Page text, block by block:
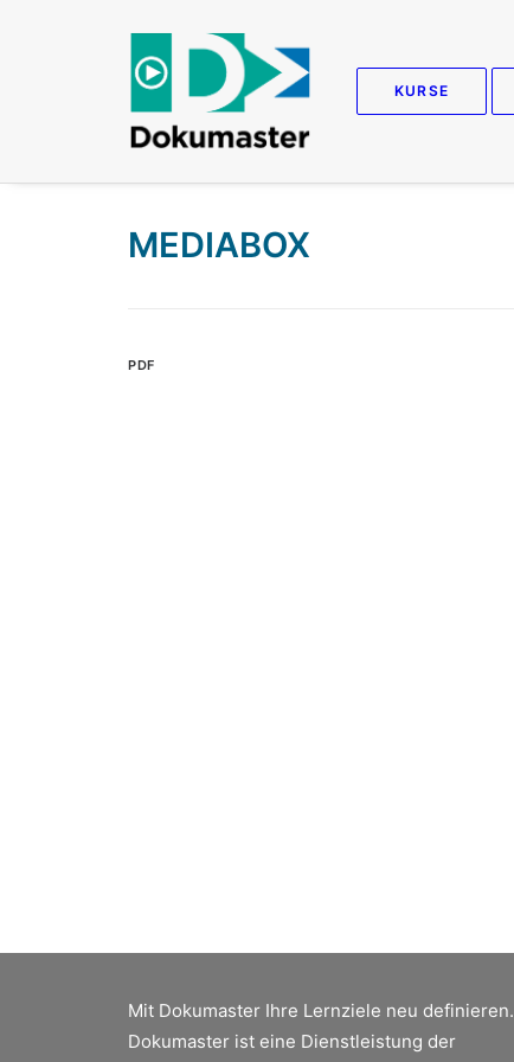
KURSE
MEDIABOX
PDF
Mit Dokumaster Ihre Lernziele neu definieren.
Dokumaster ist eine Dienstleistung der